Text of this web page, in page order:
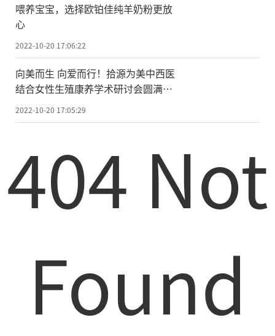
喂养宝宝，选择欧铂佳纯羊奶粉更放
心
2022-10-20 17:06:22
向美而生 向爱而行！拾源为美中西医
结合女性生殖康养学术研讨会圆满落
幕
2022-10-20 17:05:29
404 Not
Found